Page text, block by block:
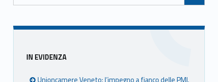
Sidebar
IN EVIDENZA